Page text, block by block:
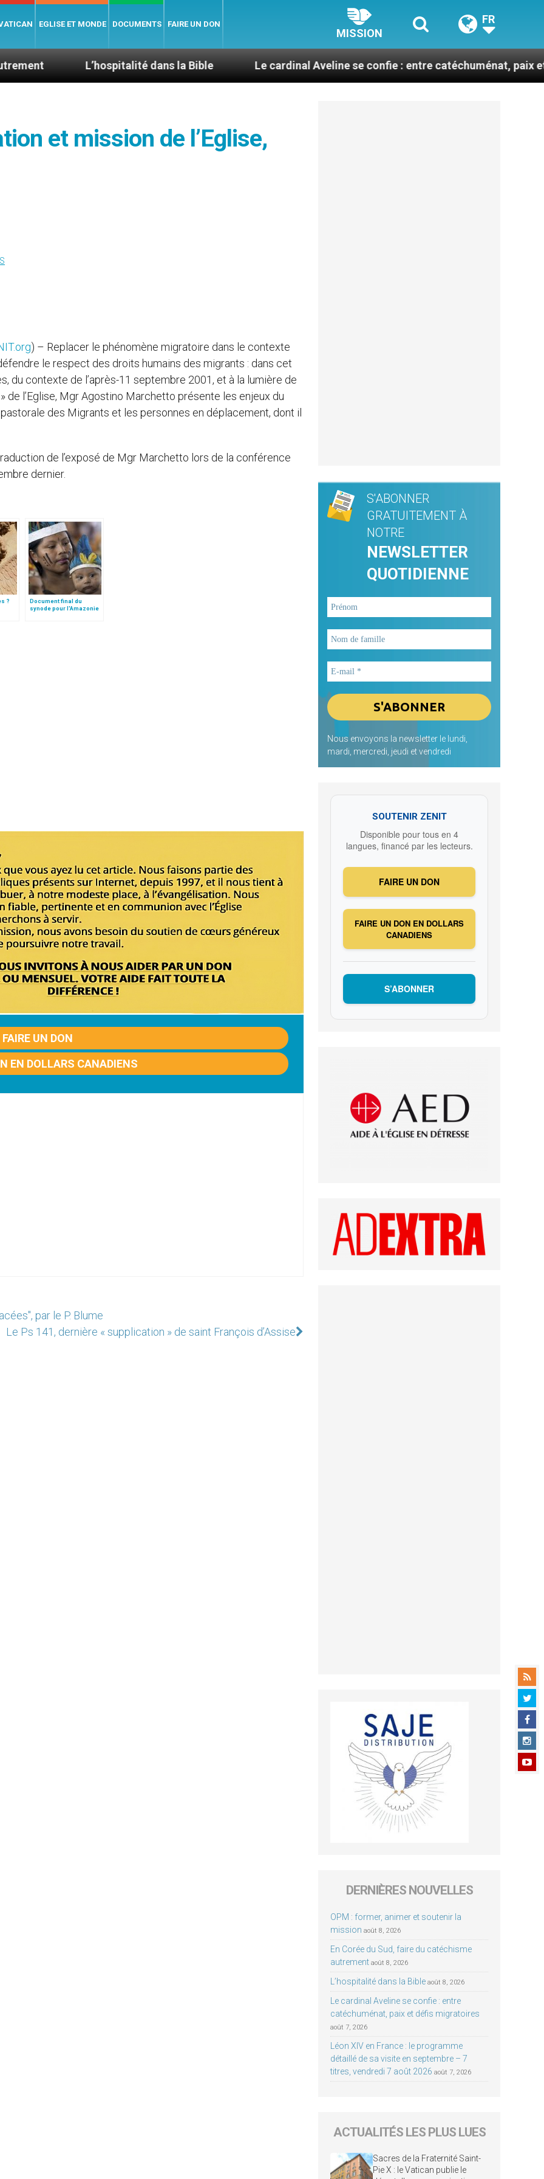
EGLISE ET MONDE DOCUMENTS FAIRE UN DON
MISSION
FR
L’hospitalité dans la Bible Le cardinal Aveline se confie : entre catéchuménat, paix et défis
et mission de l’Eglise,
) – Replacer le phénomène migratoire dans le contexte
le respect des droits humains des migrants : dans cet
du contexte de l’après-11 septembre 2001, et à la lumière de
de l’Eglise, Mgr Agostino Marchetto présente les enjeux du
des Migrants et les personnes en déplacement, dont il
de l’exposé de Mgr Marchetto lors de la conférence
dernier.
?
Document final du
synode pour l'Amazonie
FAIRE UN DON
EN DOLLARS CANADIENS
par le P. Blume
Le Ps 141, dernière « supplication » de saint François d’Assise
S'ABONNER
GRATUITEMENT À
NOTRE
NEWSLETTER
QUOTIDIENNE
Nous envoyons la newsletter le lundi,
mardi, mercredi, jeudi et vendredi
SOUTENIR ZENIT
Disponible pour tous en 4
langues, financé par les lecteurs.
FAIRE UN DON
FAIRE UN DON EN DOLLARS
CANADIENS
S’ABONNER
DERNIÈRES NOUVELLES
OPM : former, animer et soutenir la
mission août 8, 2026
En Corée du Sud, faire du catéchisme
autrement août 8, 2026
L’hospitalité dans la Bible août 8, 2026
Le cardinal Aveline se confie : entre
catéchuménat, paix et défis migratoires
août 7, 2026
Léon XIV en France : le programme
détaillé de sa visite en septembre – 7
titres, vendredi 7 août 2026 août 7, 2026
ACTUALITÉS LES PLUS LUES
Sacres de la Fraternité Saint-
Pie X : le Vatican publie le